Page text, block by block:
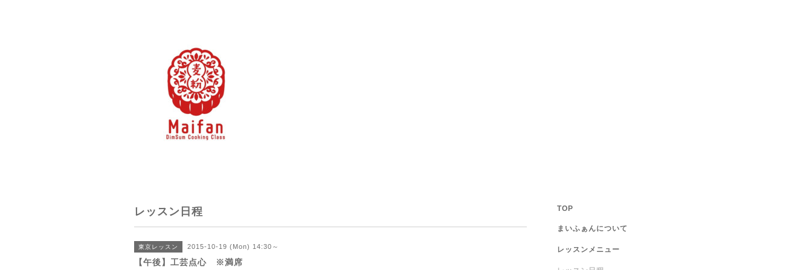
レッスン日程
東京レッスン 2015-10-19 (Mon) 14:30～
【午後】工芸点心 ※満席
TOP
まいふぁんについて
レッスンメニュー